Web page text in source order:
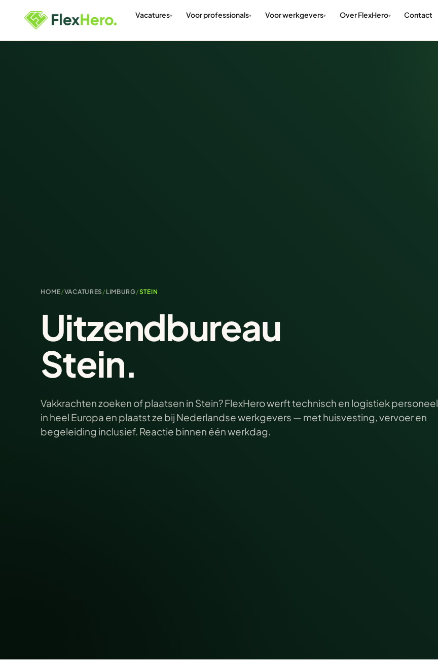
Vacatures Voor professionals Voor werkgevers Over FlexHero Contact
HOME/VACATURES / LIMBURG/STEIN
Uitzendbureau
Stein.
Vakkrachten zoeken of plaatsen in Stein? FlexHero werft technisch en logistiek personeel
in heel Europa en plaatst ze bij Nederlandse werkgevers — met huisvesting, vervoer en
begeleiding inclusief. Reactie binnen één werkdag.